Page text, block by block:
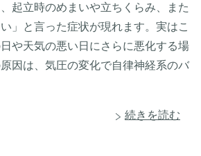
起立時のめまいや立ちくらみ、また
」と言った症状が現れます。実はこ
や天気の悪い日にさらに悪化する場
因は、気圧の変化で自律神経系のバ
続きを読む